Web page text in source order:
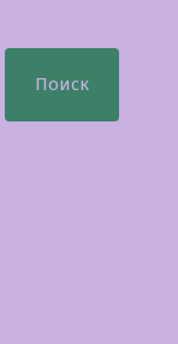
Поиск